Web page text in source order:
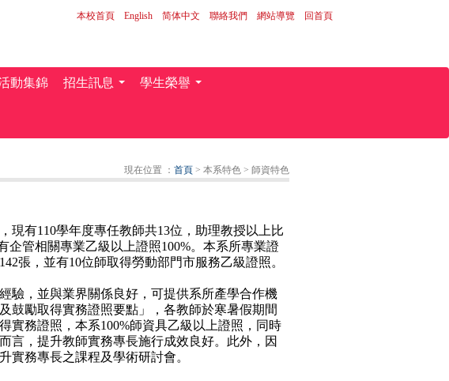
本校首頁 ｜English ｜简体中文 ｜聯絡我們 ｜網站導覽 回首頁
動集錦 招生訊息 學生榮譽
現在位置 ： 首頁 > 本系特色 > 師資特色
有110學年度專任教師共13位，助理教授以上比
企管相關專業乙級以上證照100%。本系所專業證
張，並有10位師取得勞動部門市服務乙級證照。
，並與業界關係良好，可提供系所產學合作機
鼓勵取得實務證照要點」，各教師於寒暑假期間
實務證照，本系100%師資具乙級以上證照，同時
言，提升教師實務專長施行成效良好。此外，因
實務專長之課程及學術研討會。